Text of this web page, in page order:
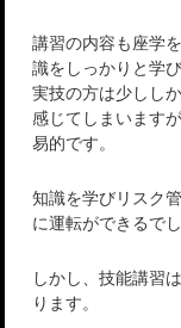
講習の内容も座学
識をしっかりと学び
実技の方は少しし
感じてしまいます
易的です。
知識を学びリスク
に運転ができるでし
しかし、技能講習
ります。